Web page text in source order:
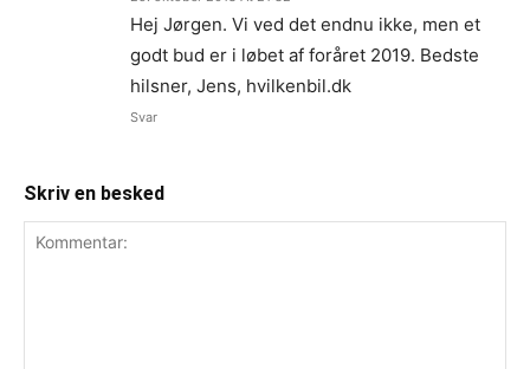
Hej Jørgen. Vi ved det endnu ikke, men et
godt bud er i løbet af foråret 2019. Bedste
hilsner, Jens, hvilkenbil.dk
Svar
Skriv en besked